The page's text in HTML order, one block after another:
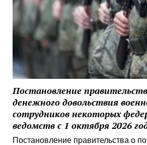
Постановление
денежного довольствия
сотрудников некоторых
ведомств с 1 октября 2026
Постановление правительства о